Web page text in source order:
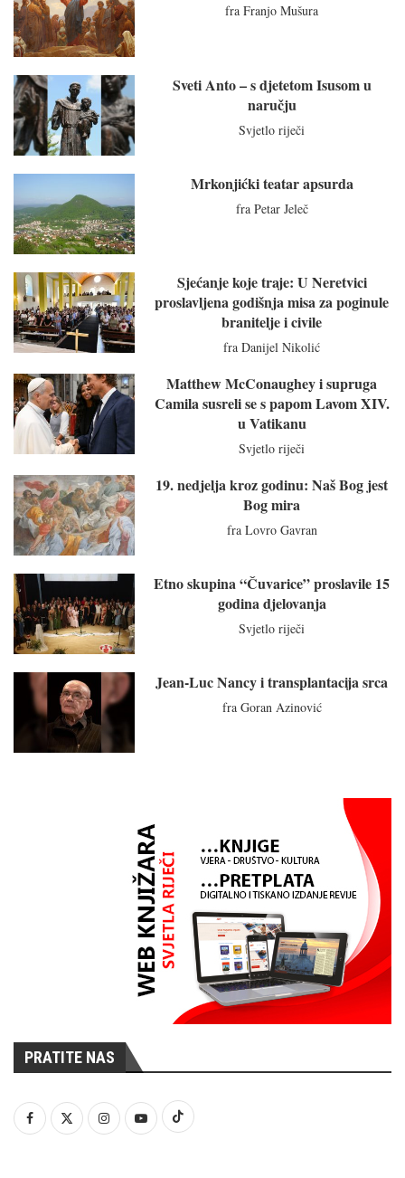
fra Franjo Mušura
Sveti Anto – s djetetom Isusom u
naručju
Svjetlo riječi
Mrkonjićki teatar apsurda
fra Petar Jeleč
Sjećanje koje traje: U Neretvici
proslavljena godišnja misa za poginule
branitelje i civile
fra Danijel Nikolić
Matthew McConaughey i supruga
Camila susreli se s papom Lavom XIV.
u Vatikanu
Svjetlo riječi
19. nedjelja kroz godinu: Naš Bog jest
Bog mira
fra Lovro Gavran
Etno skupina “Čuvarice” proslavile 15
godina djelovanja
Svjetlo riječi
Jean-Luc Nancy i transplantacija srca
fra Goran Azinović
PRATITE NAS